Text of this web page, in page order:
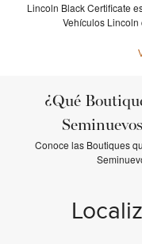
Lincoln Black Certificate
Vehículos Lincoln
¿Qué
Conoce las Boutiques